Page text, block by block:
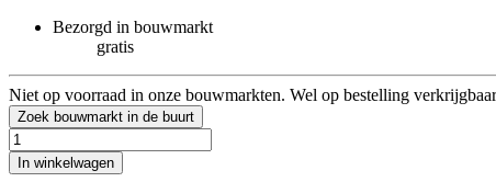
Bezorgd in bouwmarkt
gratis
Niet op voorraad in onze bouwmarkten. Wel op bestelling
Zoek bouwmarkt in de buurt
In winkelwagen